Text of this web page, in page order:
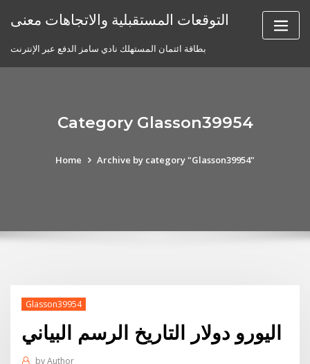
التوقعات المستقبلية والاتجاهات معنى
بطاقة ائتمان المستهلك نادي سامز الدفع عبر الإنترنت
Category Glasson39954
Home Archive by category "Glasson39954"
Glasson39954
اليورو دولار التاريخ الرسم البياني
byAuthor